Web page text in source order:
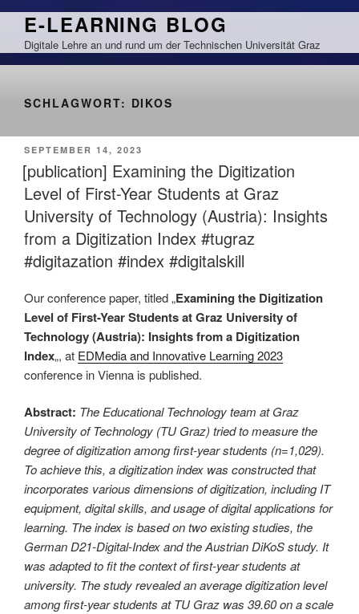
Zum
springen
E-LEARNING BLOG
Digitale Lehre an und rund um der Technischen Universität Graz
SCHLAGWORT: DIKOS
VERÖFFENTLICHT
AM
SEPTEMBER 14, 2023
[publication] Examining the Digitization
Level of First-Year Students at Graz
University of Technology (Austria): Insights
from a Digitization Index #tugraz
#digitazation #index #digitalskill
Our conference paper, titled „Examining the Digitization
Level of First-Year Students at Graz University of
Technology (Austria): Insights from a Digitization
Index„, at EDMedia and Innovative Learning 2023
conference in Vienna is published.
Abstract: The Educational Technology team at Graz
University of Technology (TU Graz) tried to measure the
degree of digitization among first-year students (n=1,029).
To achieve this, a digitization index was constructed that
incorporates various dimensions of digitization, including IT
equipment, digital skills, and usage of digital applications for
learning. The index is based on two existing studies, the
German D21-Digital-Index and the Austrian DiKoS study. It
was adapted to fit the context of first-year students at
university. The study revealed an average digitization level
among first-year students at TU Graz was 39.60 on a scale